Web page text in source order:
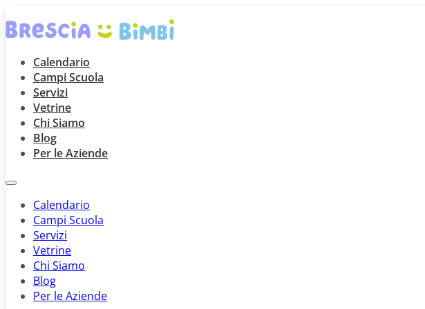
Calendario
Campi Scuola
Servizi
Vetrine
Chi Siamo
Blog
Per le Aziende
Calendario
Campi Scuola
Servizi
Vetrine
Chi Siamo
Blog
Per le Aziende